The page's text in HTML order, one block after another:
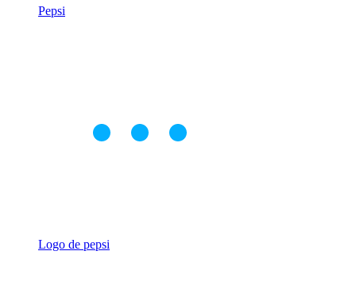
Pepsi
Logo de pepsi